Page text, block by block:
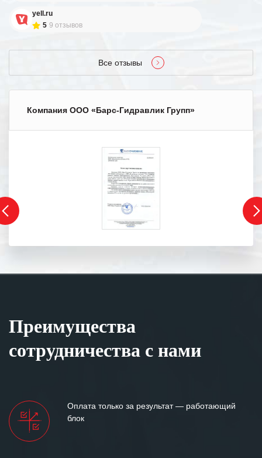
yell.ru
5 9 отзывов
Все отзывы
Компания ООО «Барс-Гидравлик Групп»
Преимущества
сотрудничества с нами
Оплата только за результат — работающий
блок